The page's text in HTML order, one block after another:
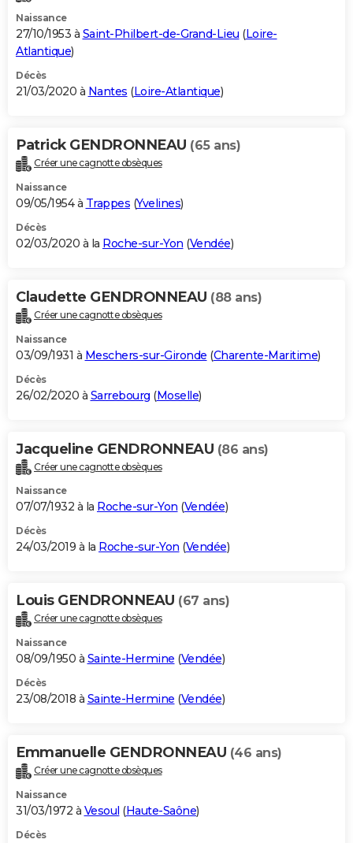
Naissance
27/10/1953 à Saint-Philbert-de-Grand-Lieu (Loire-
Atlantique)
Décès
21/03/2020 à Nantes (Loire-Atlantique)
Patrick GENDRONNEAU (65 ans)
Créer une cagnotte obsèques
Naissance
09/05/1954 à Trappes (Yvelines)
Décès
02/03/2020 à la Roche-sur-Yon (Vendée)
Claudette GENDRONNEAU (88 ans)
Créer une cagnotte obsèques
Naissance
03/09/1931 à Meschers-sur-Gironde (Charente-Maritime)
Décès
26/02/2020 à Sarrebourg (Moselle)
Jacqueline GENDRONNEAU (86 ans)
Créer une cagnotte obsèques
Naissance
07/07/1932 à la Roche-sur-Yon (Vendée)
Décès
24/03/2019 à la Roche-sur-Yon (Vendée)
Louis GENDRONNEAU (67 ans)
Créer une cagnotte obsèques
Naissance
08/09/1950 à Sainte-Hermine (Vendée)
Décès
23/08/2018 à Sainte-Hermine (Vendée)
Emmanuelle GENDRONNEAU (46 ans)
Créer une cagnotte obsèques
Naissance
31/03/1972 à Vesoul (Haute-Saône)
Décès